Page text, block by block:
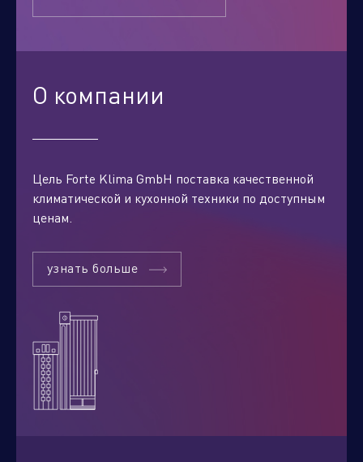
О компании
Цель Forte Klima GmbH поставка качественной
климатической и кухонной техники по доступным
ценам.
узнать больше